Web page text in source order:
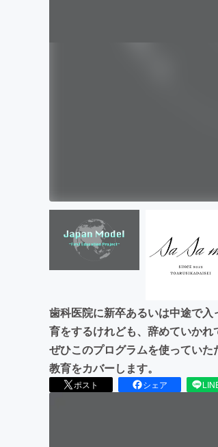
歯科医院に新卒あるいは中途で
育をするけれども、辞めていか
ぜひこのプログラムを使ってい
教育をカバーします。
ポスト シェア